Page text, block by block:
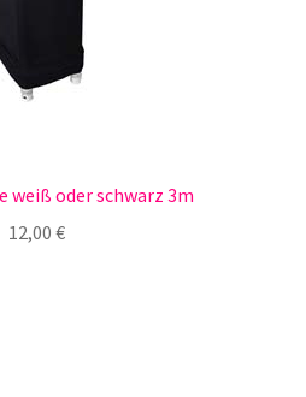
weiß oder schwarz 3m
12,00 €